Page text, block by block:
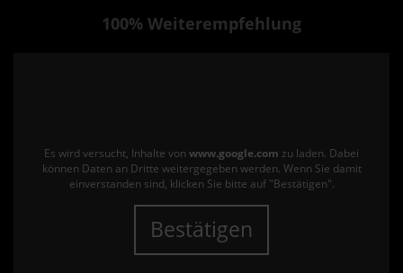
100% Weiterempfehlung
Es wird versucht, Inhalte von www.google.com zu laden. Dabei
können Daten an Dritte weitergegeben werden. Wenn Sie damit
einverstanden sind, klicken Sie bitte auf "Bestätigen".
Bestätigen